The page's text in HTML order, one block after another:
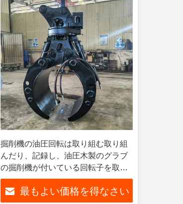
掘削機の油圧回転は取り組む取り組
んだり、記録し、油圧木製のグラブ
の掘削機が付いている回転子を取り
組みなさい
最もよい価格を得なさい